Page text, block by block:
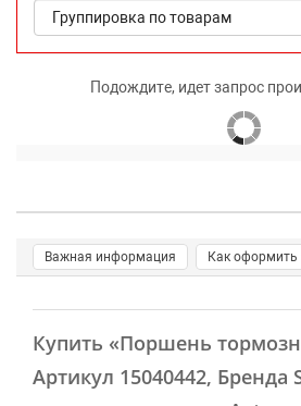
Подождите, идет запрос
Важная информация Как оформить
Купить «Поршень
Артикул 15040442, Бренда